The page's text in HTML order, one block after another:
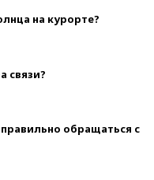
на курорте?
связи?
обращаться с